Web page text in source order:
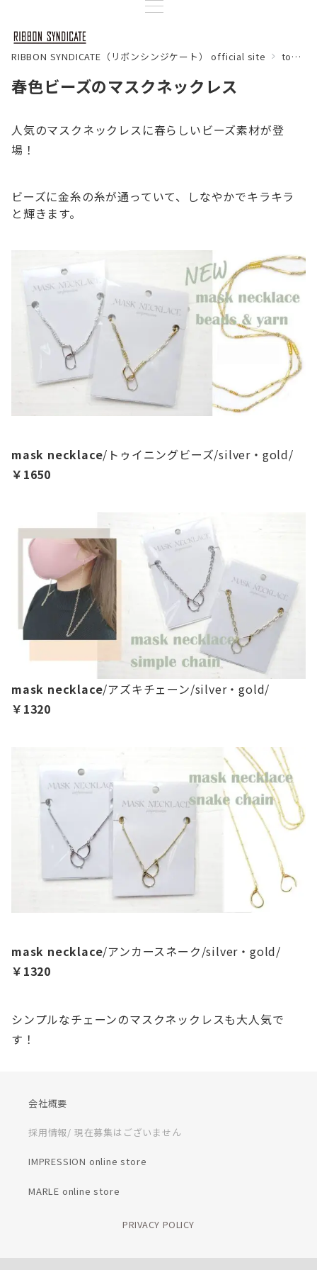
RIBBON SYNDICATE（リボンシンジケート） official site topics
春色ビーズのマスクネックレス
人気のマスクネックレスに春らしいビーズ素材が登
場！
ビーズに金糸の糸が通っていて、しなやかでキラキラ
と輝きます。
mask necklace/トゥイニングビーズ/silver・gold/
￥1650
mask necklace/アズキチェーン/silver・gold/
￥1320
mask necklace/アンカースネーク/silver・gold/
￥1320
シンプルなチェーンのマスクネックレスも大人気で
す！
会社概要
採用情報/ 現在募集はございません
IMPRESSION online store
MARLE online store
PRIVACY POLICY